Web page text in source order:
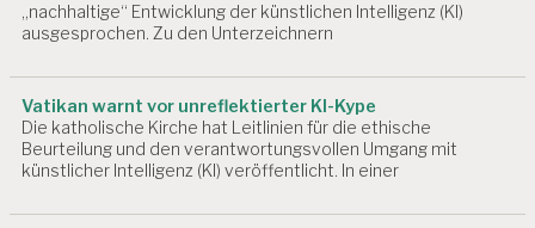
H
O
O
G
IE
A
„nachhaltige“ Entwicklung der künstlichen Intelligenz (KI)
ausgesprochen. Zu den Unterzeichnern
Vatikan warnt vor unreflektierter KI-Kype
Die katholische Kirche hat Leitlinien für die ethische
Beurteilung und den verantwortungsvollen Umgang mit
künstlicher Intelligenz (KI) veröffentlicht. In einer